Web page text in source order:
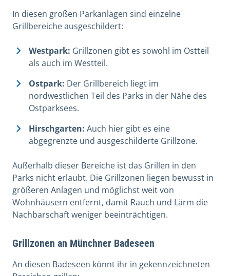
In diesen großen Parkanlagen sind einzelne
Grillbereiche ausgeschildert:
Westpark: Grillzonen gibt es sowohl im Ostteil
als auch im Westteil.
Ostpark: Der Grillbereich liegt im
nordwestlichen Teil des Parks in der Nähe des
Ostparksees.
Hirschgarten: Auch hier gibt es eine
abgegrenzte und ausgeschilderte Grillzone.
Außerhalb dieser Bereiche ist das Grillen in den
Parks nicht erlaubt. Die Grillzonen liegen bewusst in
größeren Anlagen und möglichst weit von
Wohnhäusern entfernt, damit Rauch und Lärm die
Nachbarschaft weniger beeinträchtigen.
Grillzonen an Münchner Badeseen
An diesen Badeseen könnt ihr in gekennzeichneten